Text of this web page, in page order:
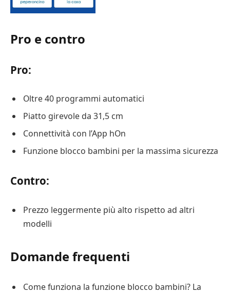
Pro e contro
Pro:
Oltre 40 programmi automatici
Piatto girevole da 31,5 cm
Connettività con l’App hOn
Funzione blocco bambini per la massima sicurezza
Contro:
Prezzo leggermente più alto rispetto ad altri
modelli
Domande frequenti
Come funziona la funzione blocco bambini? La